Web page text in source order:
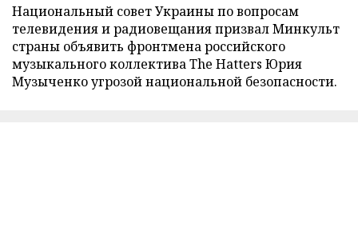
Национальный совет Украины по вопросам
телевидения и радиовещания призвал Минкульт
страны объявить фронтмена российского
музыкального коллектива The Hatters Юрия
Музыченко угрозой национальной безопасности.